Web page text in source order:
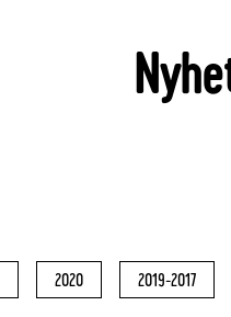
2020 2019-2017